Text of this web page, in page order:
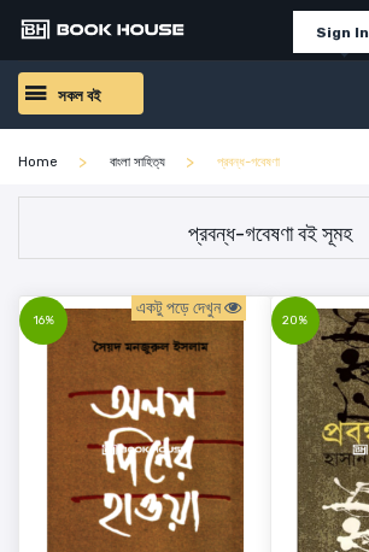
Sign In
সকল বই
Home বাংলা সাহিত্য প্রবন্ধ-গবেষণা
প্রবন্ধ-গবেষণা বই সূমহ
16%
একটু পড়ে দেখুন
20%